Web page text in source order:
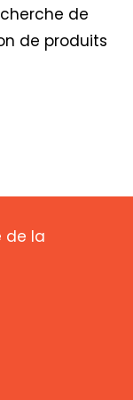
de
de produits
de la